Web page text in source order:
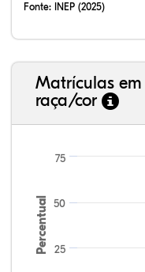
Fonte: INEP (2025)
Matrículas
raça/cor
Percentual 25
50
75
16,72%
3,54%
0,00%
66,88%
2,25%
10,61%
38,40%
3,47%
0,13%
50,15%
2,37%
5,48%